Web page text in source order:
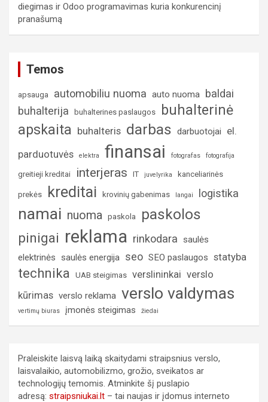
diegimas ir Odoo programavimas kuria konkurencinį
pranašumą
Temos
apsauga automobiliu nuoma auto nuoma
baldai
buhalterija
buhalterines paslaugos
buhalterinė
apskaita buhalteris darbas darbuotojai el.
parduotuvės elektra finansai fotografas fotografija
greitieji kreditai interjeras IT juvelyrika kanceliarinės
prekės kreditai krovinių gabenimas langai logistika
namai nuoma paskola paskolos
pinigai reklama rinkodara
saulės
elektrinės
saulės energija seo SEO paslaugos statyba
technika UAB steigimas verslininkai verslo
kūrimas verslo reklama verslo valdymas
vertimų biuras įmonės steigimas žiedai
Praleiskite laisvą laiką skaitydami straipsnius verslo,
laisvalaikio, automobilizmo, grožio, sveikatos ar
technologijų temomis. Atminkite šį puslapio
adresą: straipsniukai.lt – tai naujas ir įdomus interneto